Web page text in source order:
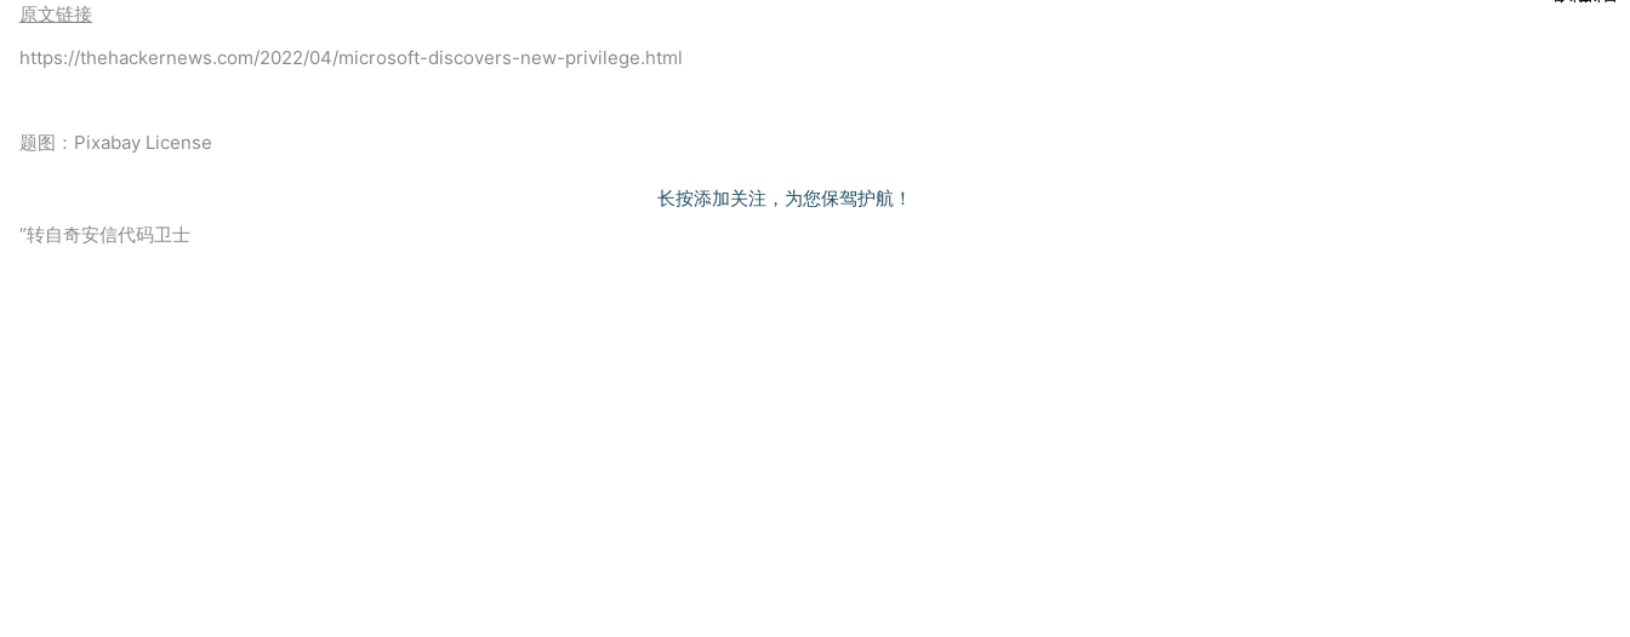
原文链接
https://thehackernews.com/2022/04/microsoft-discovers-new-privilege.html
题图：Pixabay License
“转自奇安信代码卫士
长按添加关注，为您保驾护航！